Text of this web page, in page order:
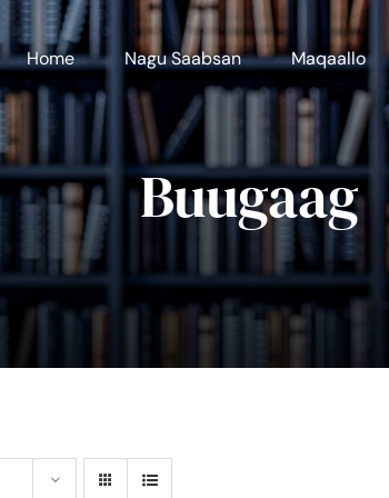
Home Nagu Saabsan Maqaallo
Buugaag